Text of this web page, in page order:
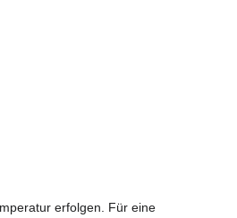
erfolgen. Für eine